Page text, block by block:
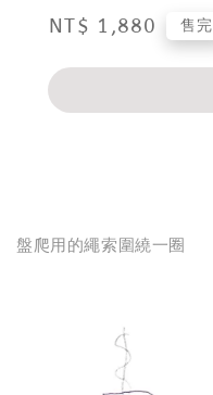
Regular
NT$ 1,880 售完
盤爬用的繩索圍繞一圈